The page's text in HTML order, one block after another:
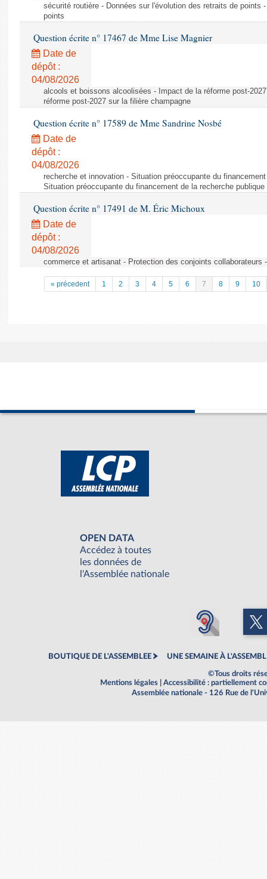
sécurité routière - Données sur l'évolution des retraits de points
points
Question écrite n° 17467 de Mme Lise Magnier
Date de
dépôt :
04/08/2026
alcools et boissons alcoolisées - Impact de la réforme post-
réforme post-2027 sur la filière champagne
Question écrite n° 17589 de Mme Sandrine Nosbé
Date de
dépôt :
04/08/2026
recherche et innovation - Situation préoccupante du
Situation préoccupante du financement de la recherche publique
Question écrite n° 17491 de M. Éric Michoux
Date de
dépôt :
04/08/2026
commerce et artisanat - Protection des conjoints collaborateurs
« précedent 1 2 3 4 5 6 7 8 9 10
OPEN DATA
Accédez à toutes
les données de
l'Assemblée nationale
BOUTIQUE DE L'ASSEMBLEE UNE SEMAINE À
©Tous droits
Mentions légales
Accessibilité : partiellement
Assemblée nationale - 126 Rue de